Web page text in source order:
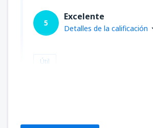
5
Excelente
Detalles de la calificación
Útil